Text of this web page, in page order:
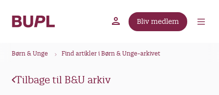
Bliv medlem
Børn & Unge Find artikler i Børn & Unge-arkivet
Tilbage til B&U arkiv